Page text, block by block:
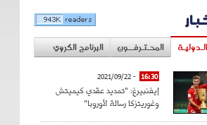
المحـتـرفــون البرنامج الكروي
16:30
- 2021/09/22
إيفنبيرغ: "تمديد عقدي كيميتش
وغوريتزكا رسالة لأوروبا"